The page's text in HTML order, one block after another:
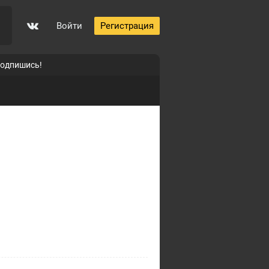
Войти Регистрация